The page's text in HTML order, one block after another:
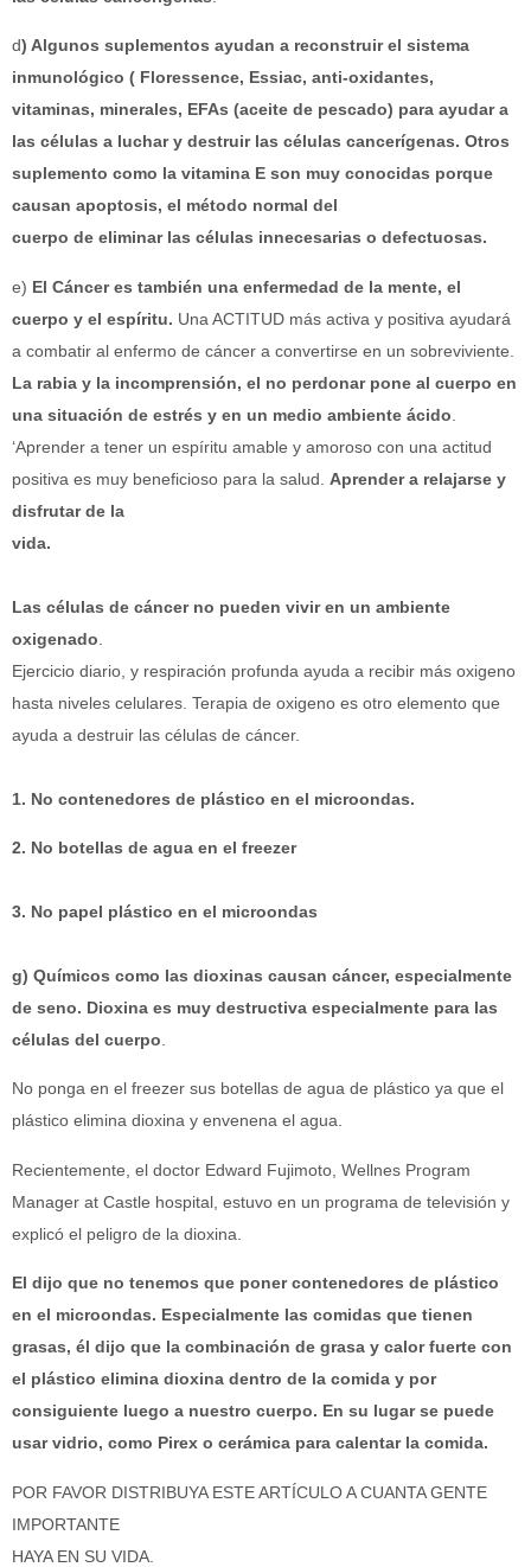
d) Algunos suplementos ayudan a reconstruir el sistema
inmunológico ( Floressence, Essiac, anti-oxidantes,
vitaminas, minerales, EFAs (aceite de pescado) para ayudar a
las células a luchar y destruir las células cancerígenas. Otros
suplemento como la vitamina E son muy conocidas porque
causan apoptosis, el método normal del
cuerpo de eliminar las células innecesarias o defectuosas.
e) El Cáncer es también una enfermedad de la mente, el
cuerpo y el espíritu. Una ACTITUD más activa y positiva ayudará
a combatir al enfermo de cáncer a convertirse en un sobreviviente.
La rabia y la incomprensión, el no perdonar pone al cuerpo en
una situación de estrés y en un medio ambiente ácido
‘Aprender a tener un espíritu amable y amoroso con una actitud
positiva es muy beneficioso para la salud. Aprender a relajarse y
disfrutar de la
vida.
Las células de cáncer no pueden vivir en un ambiente
oxigenado
Ejercicio diario, y respiración profunda ayuda a recibir más oxigeno
hasta niveles celulares. Terapia de oxigeno es otro elemento que
ayuda a destruir las células de cáncer.
1. No contenedores de plástico en el microondas.
2. No botellas de agua en el freezer
3. No papel plástico en el microondas
g) Químicos como las dioxinas causan cáncer, especialmente
de seno. Dioxina es muy destructiva especialmente para las
células del cuerpo
No ponga en el freezer sus botellas de agua de plástico ya que el
plástico elimina dioxina y envenena el agua.
Recientemente, el doctor Edward Fujimoto, Wellnes Program
Manager at Castle hospital, estuvo en un programa de televisión y
explicó el peligro de la dioxina.
El dijo que no tenemos que poner contenedores de plástico
en el microondas. Especialmente las comidas que tienen
grasas, él dijo que la combinación de grasa y calor fuerte con
el plástico elimina dioxina dentro de la comida y por
consiguiente luego a nuestro cuerpo. En su lugar se puede
usar vidrio, como Pirex o cerámica para calentar la comida.
POR FAVOR DISTRIBUYA ESTE ARTÍCULO A CUANTA GENTE
IMPORTANTE
HAYA EN SU VIDA.